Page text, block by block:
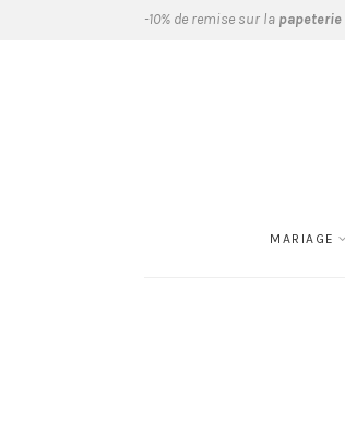
-10% de remise sur la papeterie
MARIAGE